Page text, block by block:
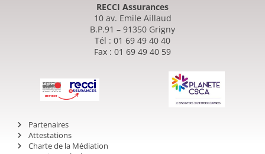
RECCI Assurances
10 av. Emile Aillaud
B.P.91 – 91350 Grigny
Tél : 01 69 49 40 40
Fax : 01 69 49 40 59
Partenaires
Attestations
Charte de la Médiation